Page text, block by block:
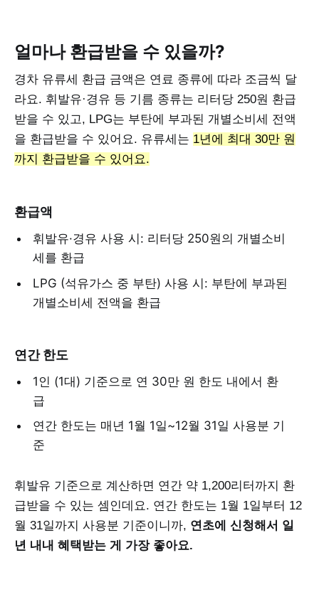
얼마나 환급받을 수 있을까?
경차 유류세 환급 금액은 연료 종류에 따라 조금씩 달
라요. 휘발유·경유 등 기름 종류는 리터당 250원 환급
받을 수 있고, LPG는 부탄에 부과된 개별소비세 전액
을 환급받을 수 있어요. 유류세는 1년에 최대 30만 원
까지 환급받을 수 있어요.
환급액
휘발유·경유 사용 시: 리터당 250원의 개별소비
세를 환급
LPG (석유가스 중 부탄) 사용 시: 부탄에 부과된
개별소비세 전액을 환급
연간 한도
1인 (1대) 기준으로 연 30만 원 한도 내에서 환
급
연간 한도는 매년 1월 1일~12월 31일 사용분 기
준
휘발유 기준으로 계산하면 연간 약 1,200리터까지 환
급받을 수 있는 셈인데요. 연간 한도는 1월 1일부터 12
월 31일까지 사용분 기준이니까, 연초에 신청해서 일
년 내내 혜택받는 게 가장 좋아요.